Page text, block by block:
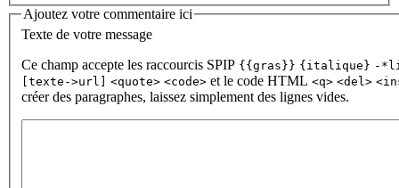
Ajoutez votre commentaire ici
Texte de votre message
Ce champ accepte les raccourcis SPIP {{gras}} {italique} -
[texte->url]
<quote> <code> et le code HTML <q> <del>
créer des paragraphes, laissez simplement des lignes vides.